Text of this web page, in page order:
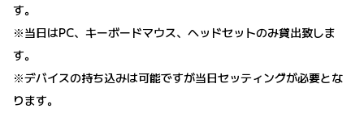
す。
※当⽇はPC、キーボードマウス、ヘッドセットのみ貸出致しま
す。
※デバイスの持ち込みは可能ですが当日セッティングが必要とな
ります。